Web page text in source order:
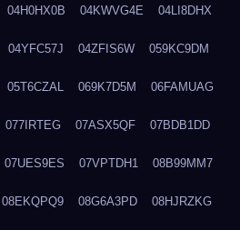
04H0HX0B 04KWVG4E 04LI8DHX
04YFC57J 04ZFIS6W 059KC9DM
05T6CZAL 069K7D5M 06FAMUAG
077IRTEG 07ASX5QF 07BDB1DD
07UES9ES 07VPTDH1 08B99MM7
08EKQPQ9 08G6A3PD 08HJRZKG